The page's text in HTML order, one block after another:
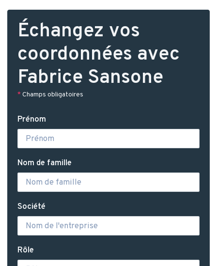
Échangez vos
coordonnées avec
Fabrice Sansone
*Champs obligatoires
Prénom
Nom de famille
Société
Rôle